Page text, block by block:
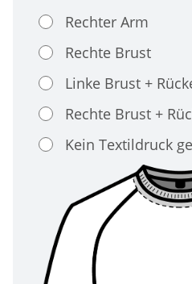
Rechter Arm
Rechte Brust
Linke Brust +
Rechte Brust +
Kein Textildruck